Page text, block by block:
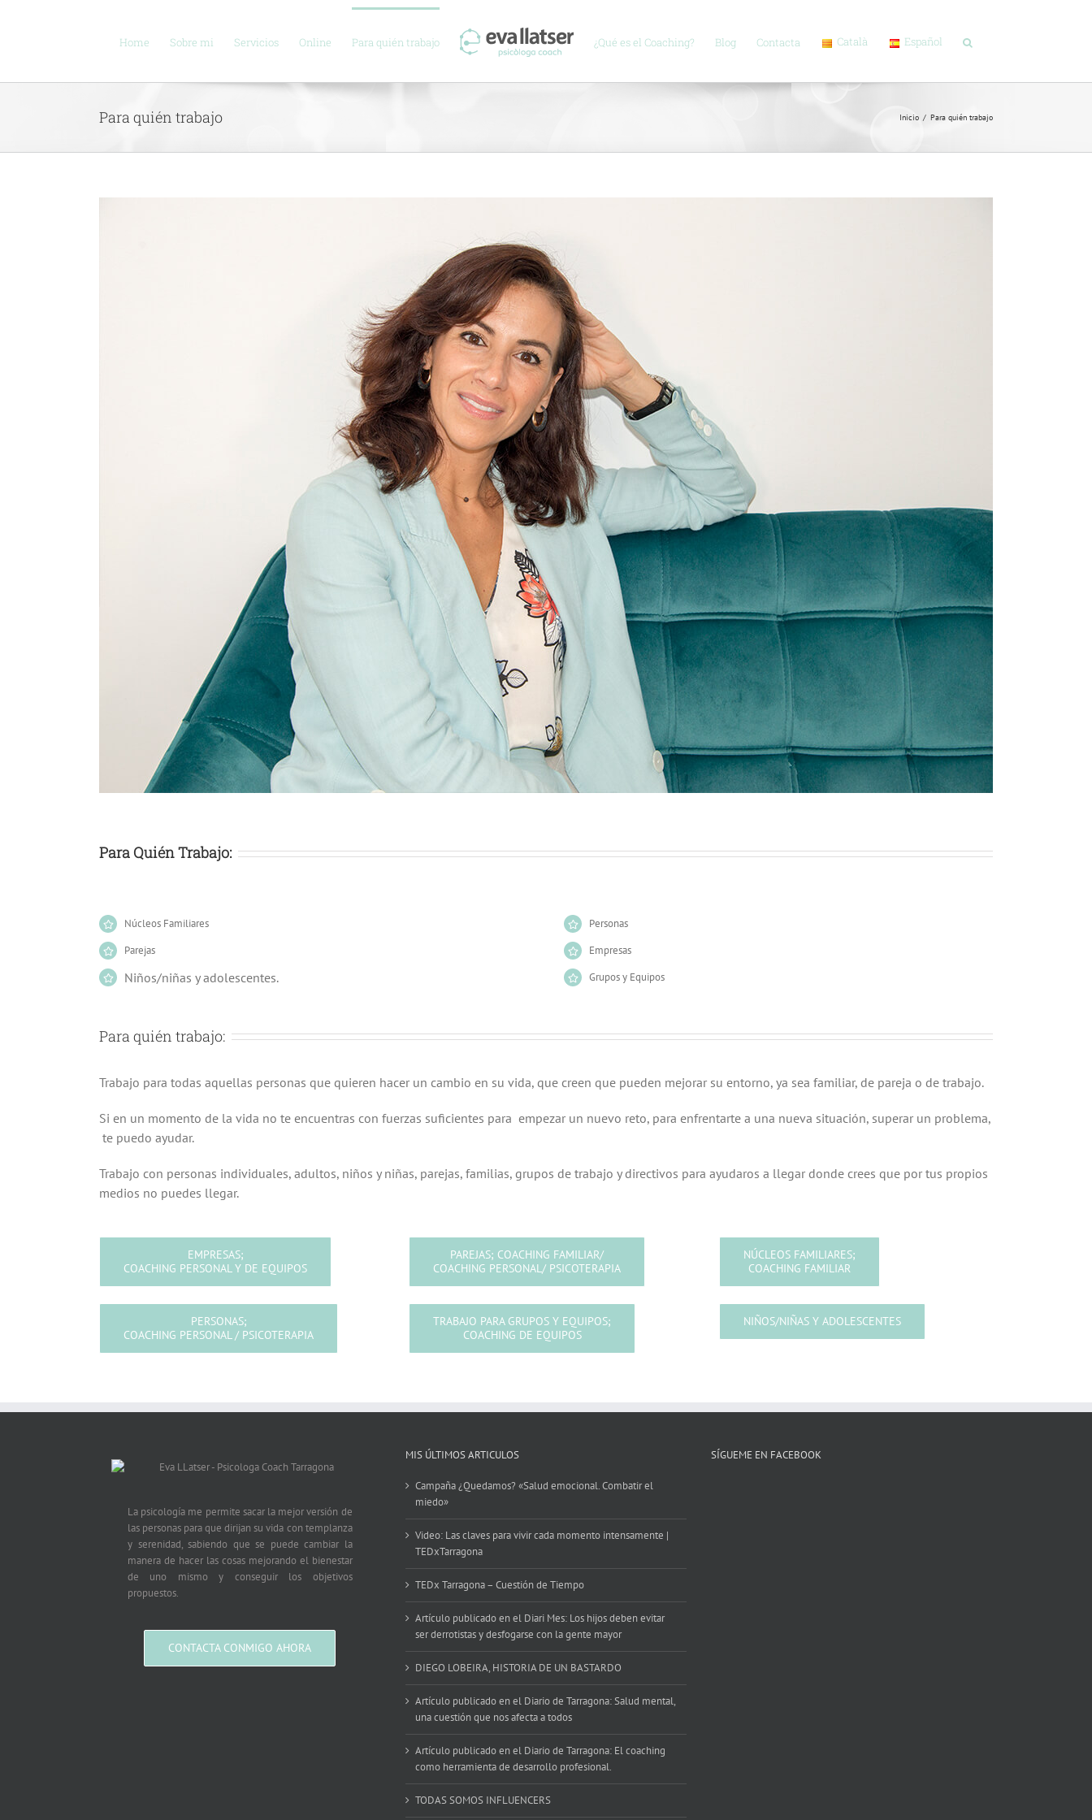
Home Sobre mi Servicios Online Para quién trabajo ¿Qué es el Coaching? Blog Contacta Català Español
Para quién trabajo Inicio / Para quién trabajo
Para Quién Trabajo:
Núcleos Familiares
Parejas
Niños/niñas y adolescentes.
Personas
Empresas
Grupos y Equipos
Para quién trabajo:
Trabajo para todas aquellas personas que quieren hacer un cambio en su vida, que creen que pueden mejorar su entorno, ya sea familiar, de pareja o de trabajo.
Si en un momento de la vida no te encuentras con fuerzas suficientes para empezar un nuevo reto, para enfrentarte a una nueva situación, superar un problema,
te puedo ayudar.
Trabajo con personas individuales, adultos, niños y niñas, parejas, familias, grupos de trabajo y directivos para ayudaros a llegar donde crees que por tus propios
medios no puedes llegar.
EMPRESAS;
COACHING PERSONAL Y DE EQUIPOS
PAREJAS; COACHING FAMILIAR/
COACHING PERSONAL/ PSICOTERAPIA
NÚCLEOS FAMILIARES;
COACHING FAMILIAR
PERSONAS;
COACHING PERSONAL / PSICOTERAPIA
TRABAJO PARA GRUPOS Y EQUIPOS;
COACHING DE EQUIPOS
NIÑOS/NIÑAS Y ADOLESCENTES
La psicología me permite sacar la mejor versión de
las personas para que dirijan su vida con templanza
y serenidad, sabiendo que se puede cambiar la
manera de hacer las cosas mejorando el bienestar
de uno mismo y conseguir los objetivos
propuestos.
CONTACTA CONMIGO AHORA
MIS ÚLTIMOS ARTICULOS
Campaña ¿Quedamos? «Salud emocional. Combatir el
miedo»
Video: Las claves para vivir cada momento intensamente |
TEDxTarragona
TEDx Tarragona – Cuestión de Tiempo
Artículo publicado en el Diari Mes: Los hijos deben evitar
ser derrotistas y desfogarse con la gente mayor
DIEGO LOBEIRA, HISTORIA DE UN BASTARDO
Artículo publicado en el Diario de Tarragona: Salud mental,
una cuestión que nos afecta a todos
Artículo publicado en el Diario de Tarragona: El coaching
como herramienta de desarrollo profesional.
TODAS SOMOS INFLUENCERS
SÍGUEME EN FACEBOOK